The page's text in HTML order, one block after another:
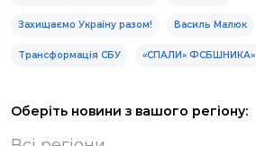
Захищаємо Україну разом! Василь Малюк
Трансформація СБУ «СПАЛИ» ФСБШНИКА»
Оберіть новини з вашого регіону: